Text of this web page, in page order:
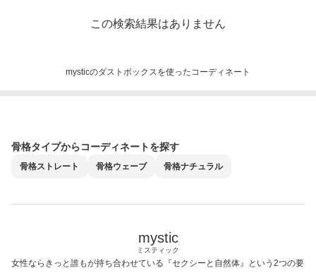
この検索結果はありません
mysticのダストボックスを使ったコーディネート
骨格タイプからコーディネートを探す
骨格ストレート 骨格ウェーブ 骨格ナチュラル
mystic
ミスティック
女性ならきっと誰もが持ち合わせている『セクシーと自然体』という2つの要